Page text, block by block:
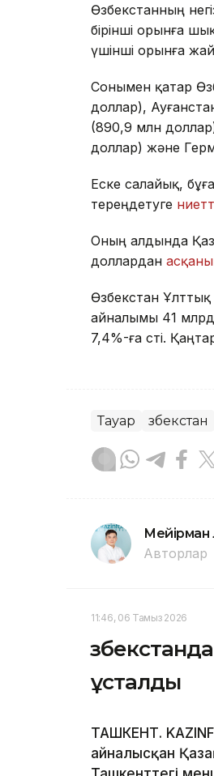
Өзбекстанның
бірінші орынға
үшінші орынға
Сонымен қатар
доллар),
(890,9 млн
доллар) және
Еске салайық,
тереңдетуге
Оның алдында
доллардан
Өзбекстан
айналымы 41 млрд
7,4%-ға өсті.
Тауар Өзбекстан
Мейірман
Авторлар
11:46, 06 Тамыз 2026
ұсталды
ТАШКЕНТ.
айналысқан